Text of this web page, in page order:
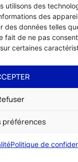
utilisons des
des
données telles
fait de ne pas
certaines
préférences
Politique de
Equipe
nationaux